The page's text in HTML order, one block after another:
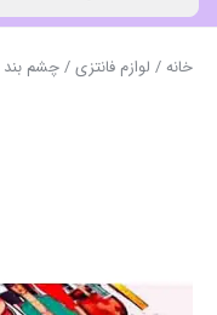
خانه/ لوازم فانتزی/چشم بند